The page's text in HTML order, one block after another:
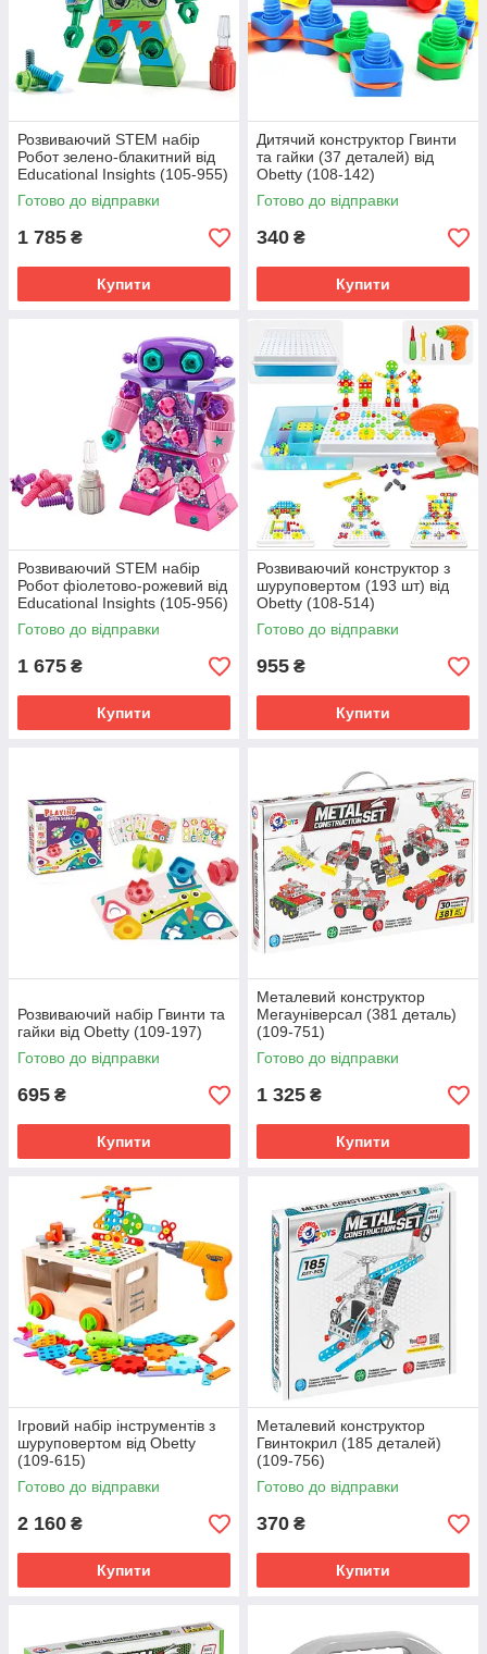
Розвиваючий STEM набір
Робот зелено-блакитний від
Educational Insights (105-955)
Готово до відправки
1 785 ₴
Купити
Дитячий конструктор Гвинти
та гайки (37 деталей) від
Obetty (108-142)
Готово до відправки
340 ₴
Купити
Розвиваючий STEM набір
Робот фіолетово-рожевий від
Educational Insights (105-956)
Готово до відправки
1 675 ₴
Купити
Розвиваючий конструктор з
шуруповертом (193 шт) від
Obetty (108-514)
Готово до відправки
955 ₴
Купити
Розвиваючий набір Гвинти та
гайки від Obetty (109-197)
Готово до відправки
695 ₴
Купити
Металевий конструктор
Мегауніверсал (381 деталь)
(109-751)
Готово до відправки
1 325 ₴
Купити
Ігровий набір інструментів з
шуруповертом від Obetty
(109-615)
Готово до відправки
2 160 ₴
Купити
Металевий конструктор
Гвинтокрил (185 деталей)
(109-756)
Готово до відправки
370 ₴
Купити